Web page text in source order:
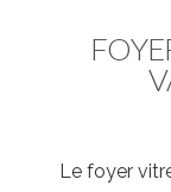
Le foyer